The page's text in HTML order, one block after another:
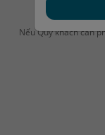
Nếu Quý khách cần